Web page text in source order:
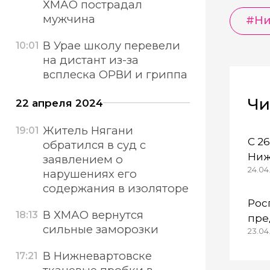
С
ХМАО пострадал
мужчина
10:01 В Урае школу перевели
на дистант из-за
всплеска ОРВИ и гриппа
22 апреля 2024
19:01 Житель Нягани
обратился в суд с
заявлением о
нарушениях его
содержания в изоляторе
18:13 В ХМАО вернутся
сильные заморозки
17:21 В Нижневартовске